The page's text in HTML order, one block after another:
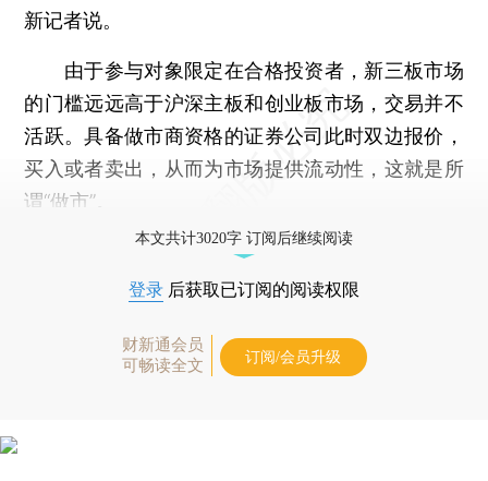
新记者说。
由于参与对象限定在合格投资者，新三板市场
的门槛远远高于沪深主板和创业板市场，交易并不
活跃。具备做市商资格的证券公司此时双边报价，
买入或者卖出，从而为市场提供流动性，这就是所
谓“做市”。
本文共计3020字 订阅后继续阅读
登录 后获取已订阅的阅读权限
财新通会员
可畅读全文
订阅/会员升级